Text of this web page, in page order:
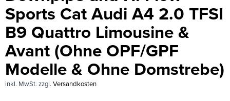
Sports Cat Audi A4 2.0 TFSI
B9 Quattro Limousine &
Avant (Ohne OPF/GPF
Modelle & Ohne Domstrebe)
inkl. MwSt. zzgl. Versandkosten